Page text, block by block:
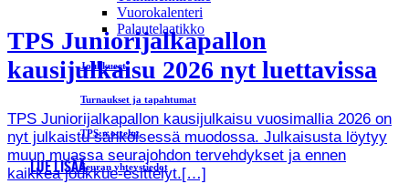
Vuorokalenteri
Palautelaatikko
Joukkueet
Turnaukset ja tapahtumat
TPS:n ottelut
Seuran yhteystiedot
TPS Juniorijalkapallon
kausijulkaisu 2026 nyt luettavissa
TPS Juniorijalkapallon kausijulkaisu vuosimallia 2026 on
nyt julkaistu sähköisessä muodossa. Julkaisusta löytyy
muun muassa seurajohdon tervehdykset ja ennen
kaikkea joukkue-esittelyt.[…]
LUE LISÄÄ